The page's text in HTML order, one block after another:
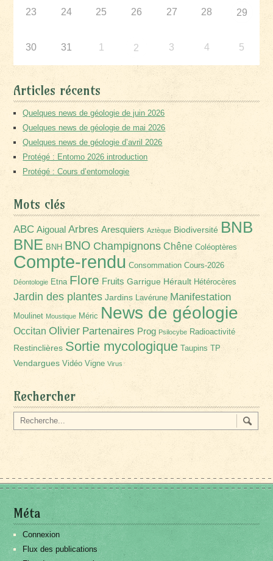
23 24 25 26 27 28 29
30 31 1 2 3 4 5
Articles récents
Quelques news de géologie de juin 2026
Quelques news de géologie de mai 2026
Quelques news de géologie d’avril 2026
Protégé : Entomo 2026 introduction
Protégé : Cours d’entomologie
Mots clés
ABC Aigoual Arbres Aresquiers Aztèque Biodiversité BNB
BNE BNH BNO Champignons Chêne Coléoptères
Compte-rendu Consommation Cours-2026
Déontologie Etna Flore Fruits Garrigue Hérault Hétérocères
Jardin des plantes Jardins Lavérune Manifestation
Moulinet Moustique Méric News de géologie
Occitan Olivier Partenaires Prog Psilocybe Radioactivité
Restinclières Sortie mycologique Taupins TP
Vendargues Vidéo Vigne Virus
Rechercher
Méta
Connexion
Flux des publications